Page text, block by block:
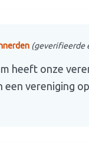
(geverifieerde
heeft onze
een vereniging